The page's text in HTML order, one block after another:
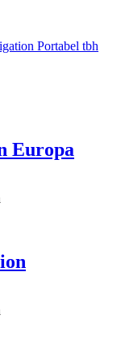
Portabel tbh
Europa